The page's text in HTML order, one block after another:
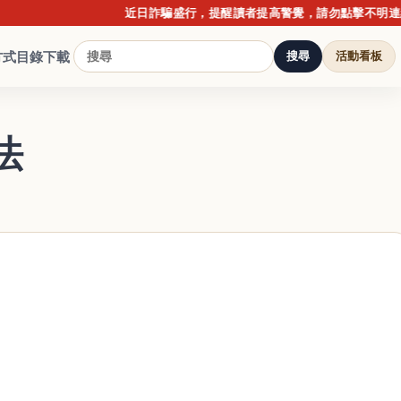
近日詐騙盛行，提醒讀者提高警覺，請勿點擊不明連結或提供
式目錄下載 搜尋 活動看板